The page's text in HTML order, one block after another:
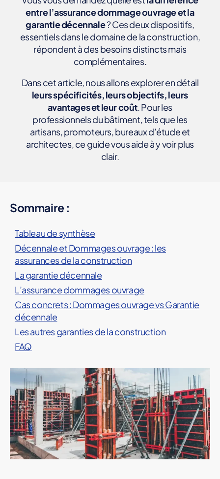
S
A
N
C
E
S
C
O
N
S
T
R
U
C
T
I
N
O
M
M
A
G
E
S
O
U
entre l’assurance dommage ouvrage et la
garantie décennale? Ces deux dispositifs,
essentiels dans le domaine de la construction,
répondent à des besoins distincts mais
complémentaires.
Dans cet article, nous allons explorer en détail
leurs spécificités, leurs objectifs, leurs
avantages et leur coût. Pour les
professionnels du bâtiment, tels que les
artisans, promoteurs, bureaux d’étude et
architectes, ce guide vous aide à y voir plus
clair.
Sommaire :
Tableau de synthèse
Décennale et Dommages ouvrage : les
assurances de la construction
La garantie décennale
L’assurance dommages ouvrage
Cas concrets : Dommages ouvrage vs Garantie
décennale
Les autres garanties de la construction
FAQ